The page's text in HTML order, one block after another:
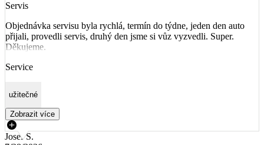
Servis
Objednávka servisu byla rychlá, termín do týdne, jeden den auto
přijali, provedli servis, druhý den jsme si vůz vyzvedli. Super.
Děkujeme.
Service
užitečné
Zobrazit více
Josef S.